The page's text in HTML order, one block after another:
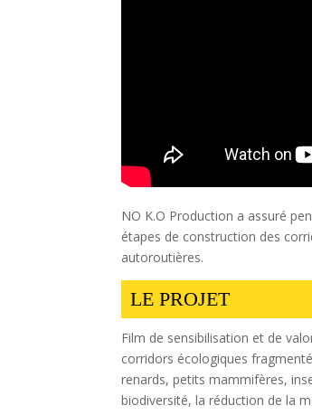
NO K.O Production a assuré
étapes de construction des
autoroutières.
LE PROJET
Film de sensibilisation et de
corridors écologiques
renards, petits mammifères,
biodiversité, la réduction de la